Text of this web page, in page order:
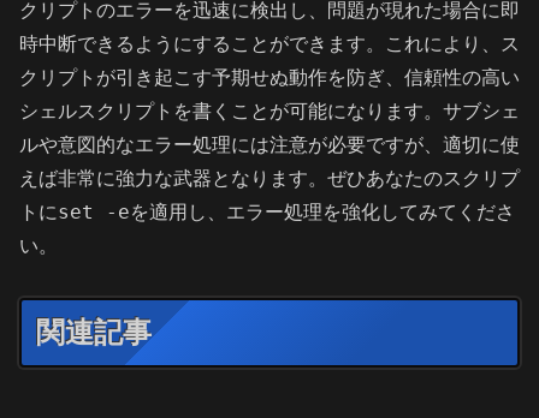
クリプトのエラーを迅速に検出し、問題が現れた場合に即
時中断できるようにすることができます。これにより、ス
クリプトが引き起こす予期せぬ動作を防ぎ、信頼性の高い
シェルスクリプトを書くことが可能になります。サブシェ
ルや意図的なエラー処理には注意が必要ですが、適切に使
えば非常に強力な武器となります。ぜひあなたのスクリプ
トにset -eを適用し、エラー処理を強化してみてくださ
い。
関連記事